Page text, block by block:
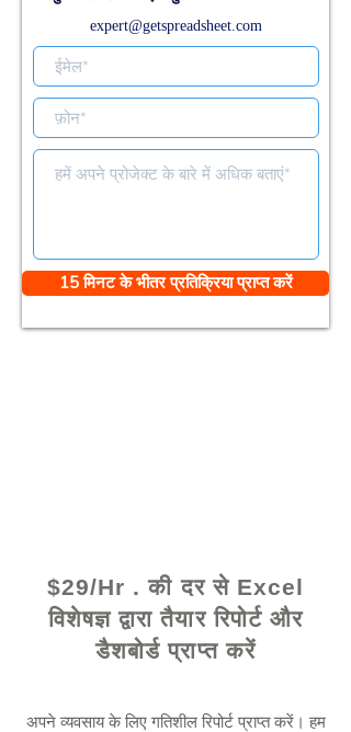
$29/Hr . की दर से Excel
विशेषज्ञ द्वारा तैयार रिपोर्ट और
डैशबोर्ड प्राप्त करें
अपने व्यवसाय के लिए गतिशील रिपोर्ट प्राप्त करें। हम
expert@getspreadsheet.com
15 मिनट के भीतर प्रतिक्रिया प्राप्त करें